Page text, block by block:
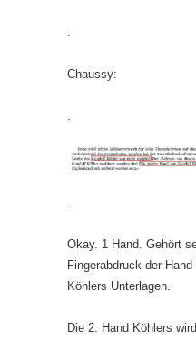
Chaussy:
.
Okay. 1 Hand. Gehört
Fingerabdruck der
Köhlers Unterlagen.
Die 2. Hand Köhlers